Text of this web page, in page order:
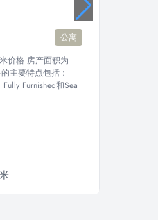
公寓
价格 房产面积为
主要特点包括：
Furnished和Sea